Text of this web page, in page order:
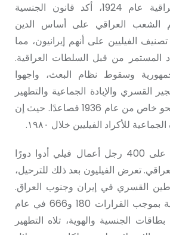
منذ قيام الدولة العراقية عام 1924، أكد قانون الجنسية
الشعب العراقي على أساس الدين
الفيليين على أنهم إيرانيون، مما
المستمر من قبل السلطات العراقية.
وسقوط نظام البعث، واجهوا
القسري والإبادة الجماعية والتطهير
العرقي. تكثفت على نحو خاص من عام 1936 فصاعدًا. حيث إن
للأكراد الفيليين خلال ١٩٨٠.
بدأت العملية بالقبض على 400 رجل أعمال فيلي أدوا دورًا
تعرض الفيليون بعد ذلك للترحيل،
القسري في إيران وجنوب العراق.
سُلبتهم حقوق الجنسية بموجب القرارات 180 و666 في عام
بطاقات الجنسية والهوية، تلاه التطهير